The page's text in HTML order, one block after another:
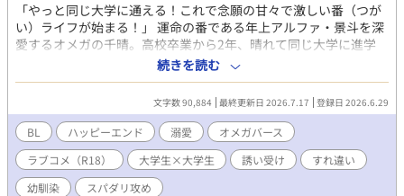
「やっと同じ大学に通える！これで念願の甘々で激しい番（つが
い）ライフが始まる！」 運命の番である年上アルファ・景斗を深
愛するオメガの千晴。高校卒業から2年、晴れて同じ大学に進学
し、身も心も貪られる気満々だったのに……景斗の態度はまさか
の保護者モード！？ 合鍵をもらっても健全にお茶して終了。お泊
まりを企んでも「明日も早いでしょ」と強制送還。猫耳着ぐるみ
で誘惑しても「可愛い」と寝かしつけられる始末。 「なんで最後
までしてくれないの！？」 あの手この手で抱かれようと奮闘する
千晴だが、景斗が手を出さないのには”激重な”理由があって
――。 抱かれたいオメガの戦略に理性をバキバキに削りながら抵
抗する執着アルファのすれ違いラブコメディ！
続きを読む
文字数 90,884 最終更新日 2026.7.17 登録日 2026.6.29
BL ハッピーエンド 溺愛
オメガバース
ラブコメ（R18）
大学生×大学生 誘い受け
すれ違い
幼馴染
スパダリ攻め